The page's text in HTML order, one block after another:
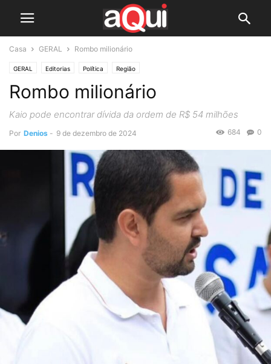
Casa GERAL Rombo milionário
GERAL Editorias Política Região
Rombo milionário
Kaio pode encontrar dívida da ordem de R$ 54 milhões
Por Denios - 9 de dezembro de 2024 0
684